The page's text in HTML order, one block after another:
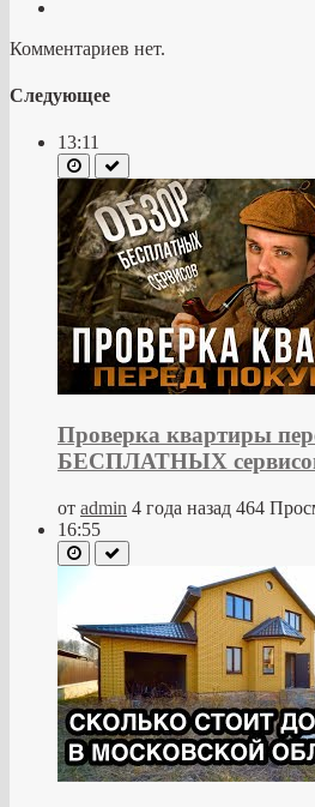
Комментариев нет.
Следующее
13:11
Проверка квартиры
БЕСПЛАТНЫХ
от admin 4 года назад 464
16:55